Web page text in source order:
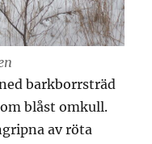
barkborrsträd
blåst omkull.
av röta